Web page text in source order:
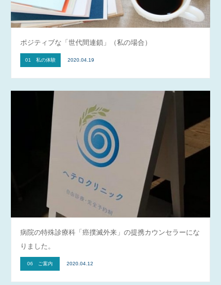
ポジティブな「世代間連鎖」（私の場合）
01 私の体験 2020.04.19
病院の特殊診療科「癌撲滅外来」の提携カウンセラーにな
りました。
06 ご案内 2020.04.12